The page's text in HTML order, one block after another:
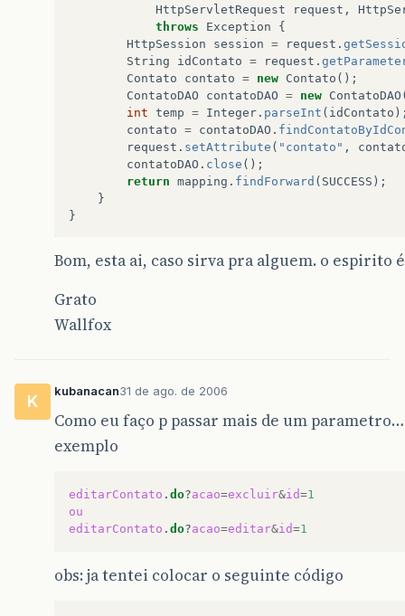
HttpServletRequest
request ,
throws
Exception
{
HttpSession
session = request .
String
idContato = request .
Contato
contato = new Contato ();
ContatoDAO
contatoDAO = new ContatoDAO
int temp = Integer . parseInt ( idContato
contato = contatoDAO .
request . setAttribute ( "contato" ,
contatoDAO . close ();
return mapping . findForward ( SUCCESS );
}
}
Bom, esta ai, caso sirva pra alguem. o espirito
Grato
Wallfox
K
kubanacan31 de ago. de 2006
Como eu faço p passar mais de um parametro…
exemplo
editarContato . do?acao=excluir&id=1
ou
editarContato . do?acao=editar&id=1
obs: ja tentei colocar o seguinte código